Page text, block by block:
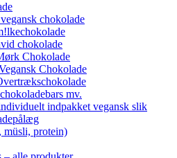
chokolade
chokolade
Chokolade
Chokolade
mv.
indpakket vegansk slik
müsli, protein)